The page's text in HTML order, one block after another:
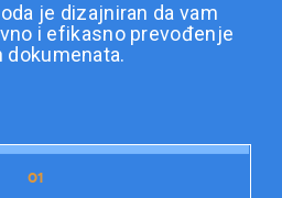
je dizajniran da vam
i efikasno prevođenje
dokumenata.
01
01